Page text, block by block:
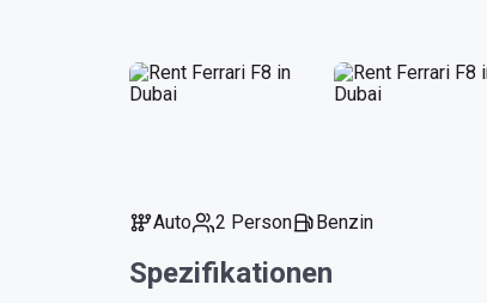
Auto 2 Person Benzin
Spezifikationen